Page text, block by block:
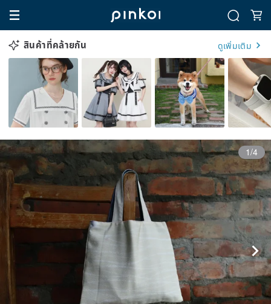
สินค้าที่คล้ายกัน ดูเพิ่มเติม
1/4